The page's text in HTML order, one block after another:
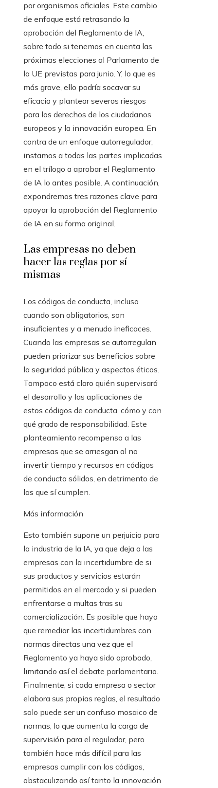
por organismos oficiales. Este cambio
de enfoque está retrasando la
aprobación del Reglamento de IA,
sobre todo si tenemos en cuenta las
próximas elecciones al Parlamento de
la UE previstas para junio. Y, lo que es
más grave, ello podría socavar su
eficacia y plantear severos riesgos
para los derechos de los ciudadanos
europeos y la innovación europea. En
contra de un enfoque autorregulador,
instamos a todas las partes implicadas
en el trílogo a aprobar el Reglamento
de IA lo antes posible. A continuación,
expondremos tres razones clave para
apoyar la aprobación del Reglamento
de IA en su forma original.
Las empresas no deben
hacer las reglas por sí
mismas
Los códigos de conducta, incluso
cuando son obligatorios, son
insuficientes y a menudo ineficaces.
Cuando las empresas se autorregulan
pueden priorizar sus beneficios sobre
la seguridad pública y aspectos éticos.
Tampoco está claro quién supervisará
el desarrollo y las aplicaciones de
estos códigos de conducta, cómo y con
qué grado de responsabilidad. Este
planteamiento recompensa a las
empresas que se arriesgan al no
invertir tiempo y recursos en códigos
de conducta sólidos, en detrimento de
las que sí cumplen.
Más información
Esto también supone un perjuicio para
la industria de la IA, ya que deja a las
empresas con la incertidumbre de si
sus productos y servicios estarán
permitidos en el mercado y si pueden
enfrentarse a multas tras su
comercialización. Es posible que haya
que remediar las incertidumbres con
normas directas una vez que el
Reglamento ya haya sido aprobado,
limitando así el debate parlamentario.
Finalmente, si cada empresa o sector
elabora sus propias reglas, el resultado
solo puede ser un confuso mosaico de
normas, lo que aumenta la carga de
supervisión para el regulador, pero
también hace más difícil para las
empresas cumplir con los códigos,
obstaculizando así tanto la innovación